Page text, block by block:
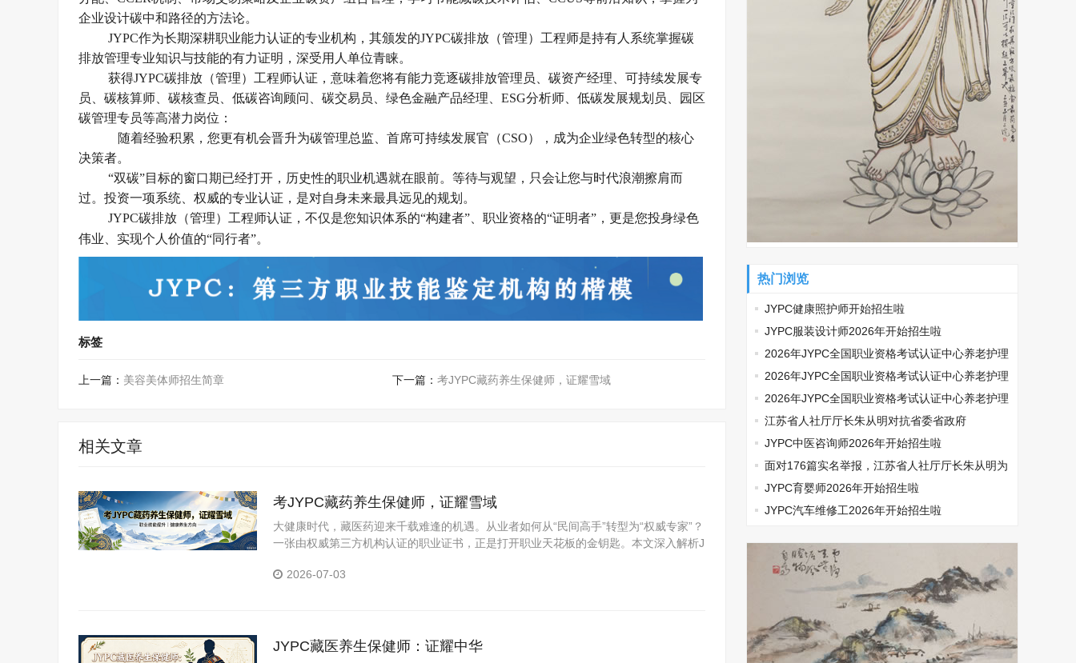
企业设计碳中和路径的方法论。
JYPC作为长期深耕职业能力认证的专业机构，其颁发的JYPC碳排放（管理）工程师是持有人系统掌握碳
排放管理专业知识与技能的有力证明，深受用人单位青睐。
获得JYPC碳排放（管理）工程师认证，意味着您将有能力竞逐碳排放管理员、碳资产经理、可持续发展专
员、碳核算师、碳核查员、低碳咨询顾问、碳交易员、绿色金融产品经理、ESG分析师、低碳发展规划员、园区
碳管理专员等高潜力岗位：
随着经验积累，您更有机会晋升为碳管理总监、首席可持续发展官（CSO），成为企业绿色转型的核心
决策者。
“双碳”目标的窗口期已经打开，历史性的职业机遇就在眼前。等待与观望，只会让您与时代浪潮擦肩而
过。投资一项系统、权威的专业认证，是对自身未来最具远见的规划。
JYPC碳排放（管理）工程师认证，不仅是您知识体系的“构建者”、职业资格的“证明者”，更是您投身绿色
伟业、实现个人价值的“同行者”。
标签
上一篇： 美容美体师招生简章 下一篇： 考JYPC藏药养生保健师，证耀雪域
相关文章
考JYPC藏药养生保健师，证耀雪域
大健康时代，藏医药迎来千载难逢的机遇。从业者如何从“民间高手”转型为“权威专家”？
一张由权威第三方机构认证的职业证书，正是打开职业天花板的金钥匙。本文深入解析J
2026-07-03
JYPC藏医养生保健师：证耀中华
热门浏览
JYPC健康照护师开始招生啦
JYPC服装设计师2026年开始招生啦
2026年JYPC全国职业资格考试认证中心养老护理
师开始报名啦
2026年JYPC全国职业资格考试认证中心养老护理
师开始报名啦
2026年JYPC全国职业资格考试认证中心养老护理
师开始报名啦
江苏省人社厅厅长朱从明对抗省委省政府
JYPC中医咨询师2026年开始招生啦
面对176篇实名举报，江苏省人社厅厅长朱从明为
何选择沉默
JYPC育婴师2026年开始招生啦
JYPC汽车维修工2026年开始招生啦